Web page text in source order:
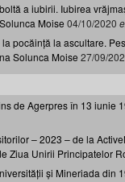
a iubirii. Iubirea
Moise 04/10/2020
pocăință la ascultare.
Solunca Moise 27/09/
de Agerpres în 13 iunie
– 2023 – de la
Ziua Unirii Principatelor
și Mineriada din